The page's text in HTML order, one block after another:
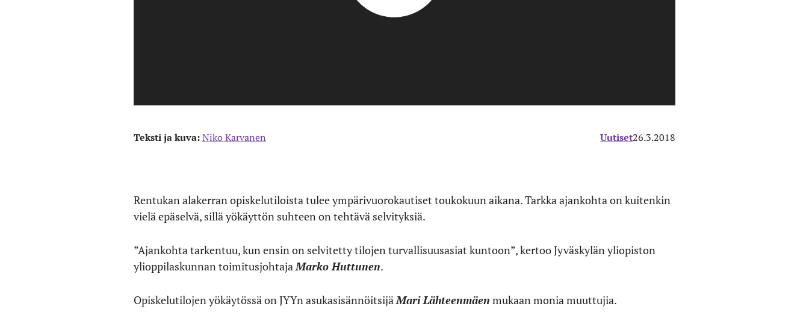
Teksti ja kuva:Niko Karvanen Uutiset26.3.2018
Rentukan alakerran opiskelutiloista tulee ympärivuorokautiset toukokuun aikana. Tarkka ajankohta on kuitenkin
vielä epäselvä, sillä yökäyttön suhteen on tehtävä selvityksiä.
”Ajankohta tarkentuu, kun ensin on selvitetty tilojen turvallisuusasiat kuntoon”, kertoo Jyväskylän yliopiston
ylioppilaskunnan toimitusjohtaja Marko Huttunen.
Opiskelutilojen yökäytössä on JYYn asukasisännöitsijä Mari Lähteenmäen mukaan monia muuttujia.